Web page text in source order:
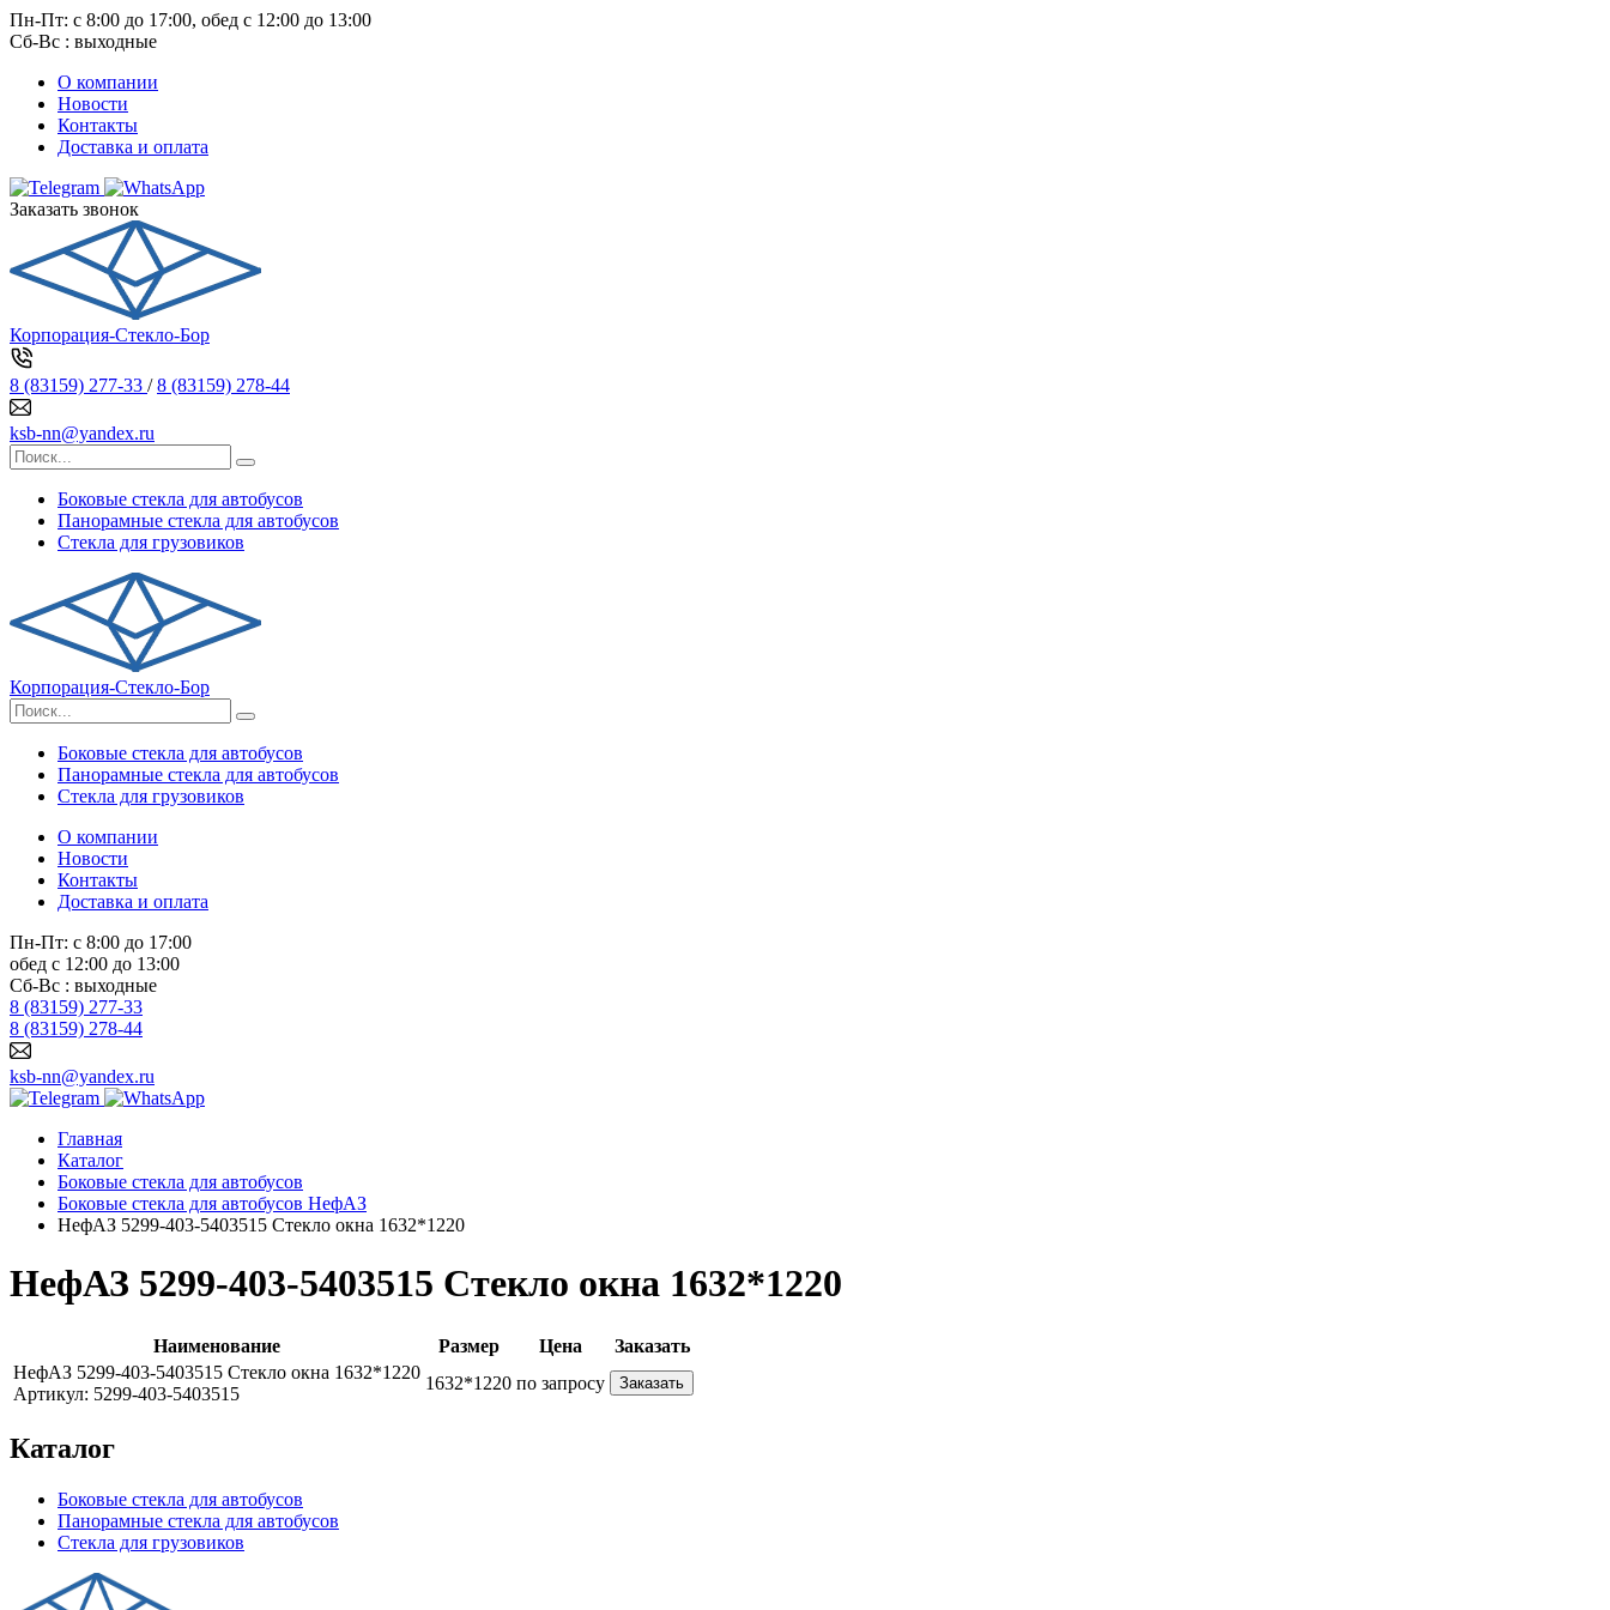
Пн-Пт: с 8:00 до 17:00, обед с 12:00 до 13:00
Сб-Вс : выходные
О компании
Новости
Контакты
Доставка и оплата
Заказать звонок
Корпорация-Стекло-Бор
8 (83159) 277-33 /8 (83159) 278-44
ksb-nn@yandex.ru
Боковые стекла для автобусов
Панорамные стекла для автобусов
Стекла для грузовиков
Корпорация-Стекло-Бор
Боковые стекла для автобусов
Панорамные стекла для автобусов
Стекла для грузовиков
О компании
Новости
Контакты
Доставка и оплата
Пн-Пт: с 8:00 до 17:00
обед с 12:00 до 13:00
Сб-Вс : выходные
8 (83159) 277-33
8 (83159) 278-44
ksb-nn@yandex.ru
Главная
Каталог
Боковые стекла для автобусов
Боковые стекла для автобусов НефАЗ
НефАЗ 5299-403-5403515 Стекло окна 1632*1220
НефАЗ 5299-403-5403515 Стекло окна 1632*1220
Наименование Размер Цена
Заказать
НефАЗ 5299-403-5403515 Стекло окна 1632*1220
Артикул: 5299-403-5403515
1632*1220 по запросу Заказать
Каталог
Боковые стекла для автобусов
Панорамные стекла для автобусов
Стекла для грузовиков